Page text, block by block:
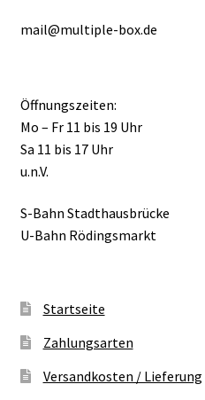
mail@multiple-box.de
Öffnungszeiten:
Mo – Fr 11 bis 19 Uhr
Sa 11 bis 17 Uhr
u.n.V.
S-Bahn Stadthausbrücke
U-Bahn Rödingsmarkt
Startseite
Zahlungsarten
Versandkosten / Lieferung